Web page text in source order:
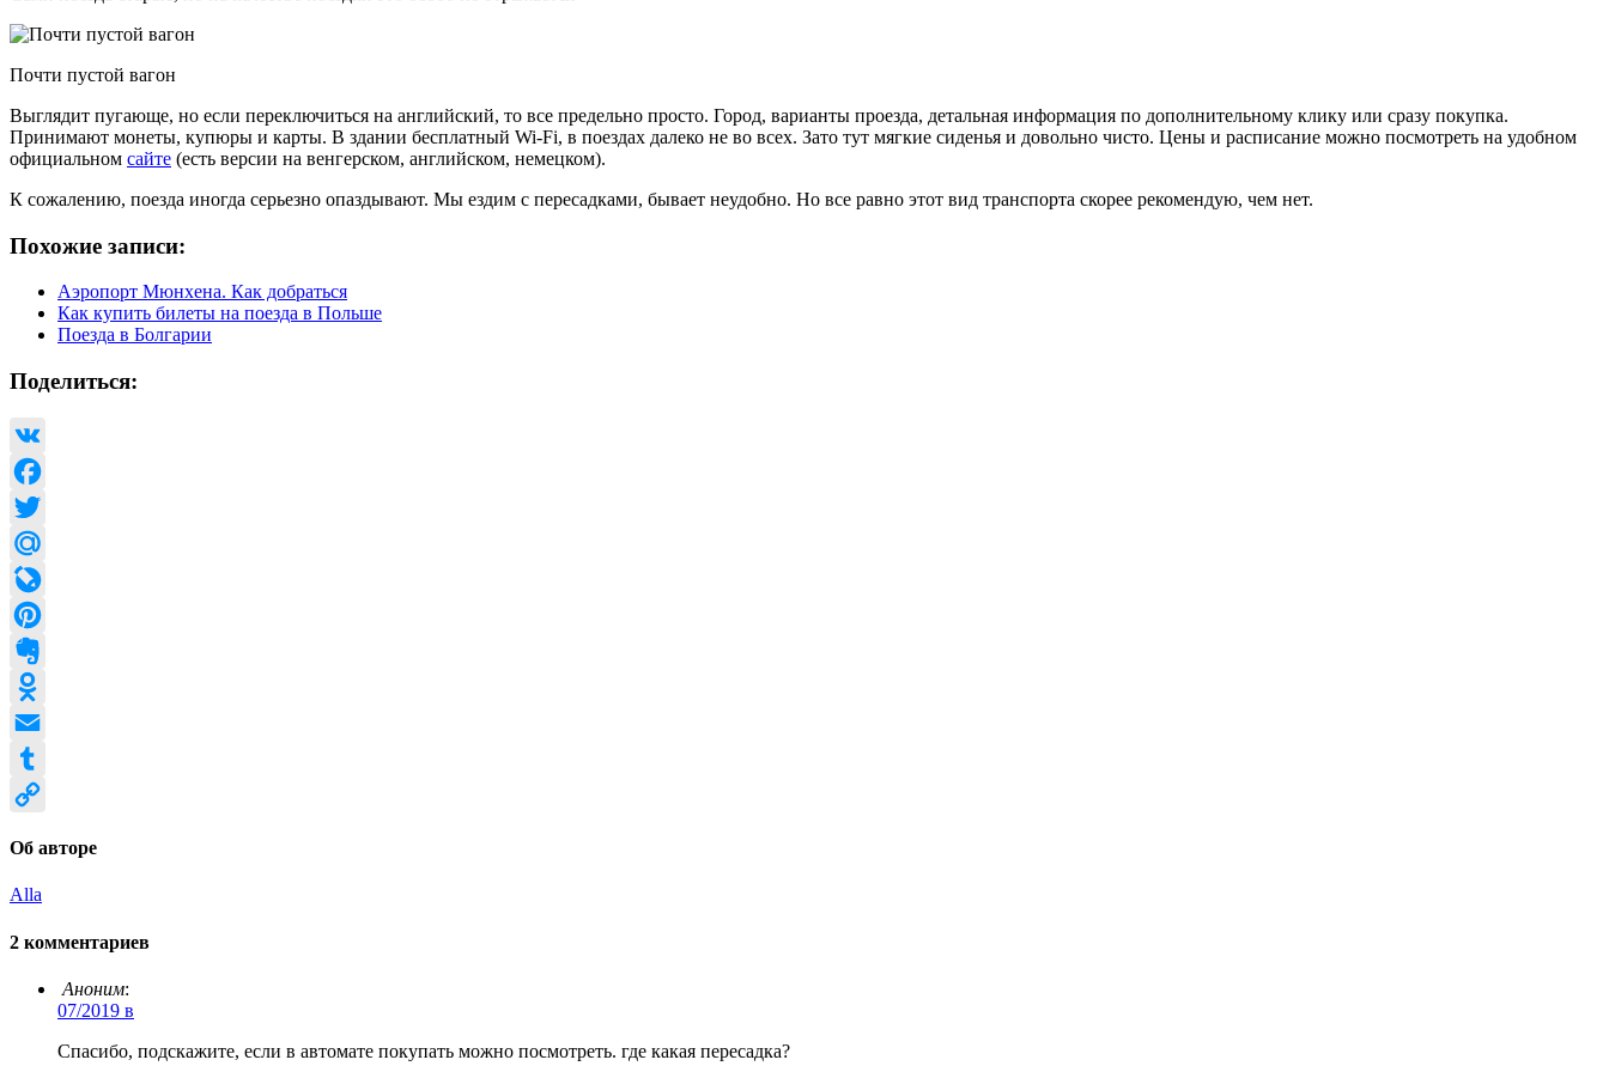
Почти пустой вагон
Выглядит пугающе, но если переключиться на английский, то все предельно просто. Город, варианты проезда, детальная информация по дополнительному клику или сразу покупка.
Принимают монеты, купюры и карты. В здании бесплатный Wi-Fi, в поездах далеко не во всех. Зато тут мягкие сиденья и довольно чисто. Цены и расписание можно посмотреть на удобном
официальном сайте (есть версии на венгерском, английском, немецком).
К сожалению, поезда иногда серьезно опаздывают. Мы ездим с пересадками, бывает неудобно. Но все равно этот вид транспорта скорее рекомендую, чем нет.
Похожие записи:
Аэропорт Мюнхена. Как добраться
Как купить билеты на поезда в Польше
Поезда в Болгарии
Поделиться:
VK
Facebook
Twitter
Mail.Ru
LiveJournal
Pinterest
Evernote
Odnoklassniki
Email
Tumblr
Об авторе
Alla
2 комментариев
Аноним:
07/2019 в
Спасибо, подскажите, если в автомате покупать можно посмотреть. где какая пересадка?